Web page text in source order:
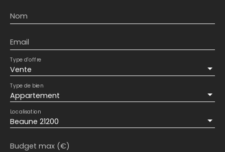
Nom
Email
Vente
Type d'offre
Appartement
Type de bien
Beaune 21200
Localisation
Budget max (€)